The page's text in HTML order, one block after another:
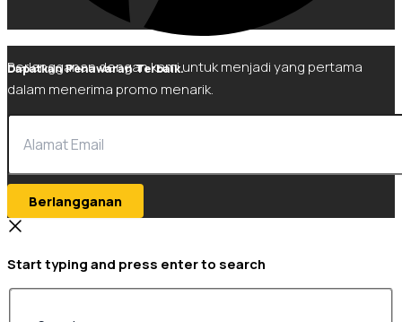
Dapatkan Penawaran Terbaik.
Berlangganan dengan kami untuk menjadi yang pertama
dalam menerima promo menarik.
Berlangganan
Start typing and press enter to search